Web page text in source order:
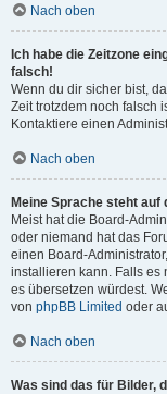
Nach oben
Ich habe die Zeitzone
falsch!
Wenn du dir sicher bist,
Zeit trotzdem noch falsch
Kontaktiere einen
Nach oben
Meine Sprache steht
Meist hat die Board-
oder niemand hat das
einen Board-
installieren kann. Falls es
es übersetzen würdest.
von phpBB Limited oder
Nach oben
Was sind das für Bilder,